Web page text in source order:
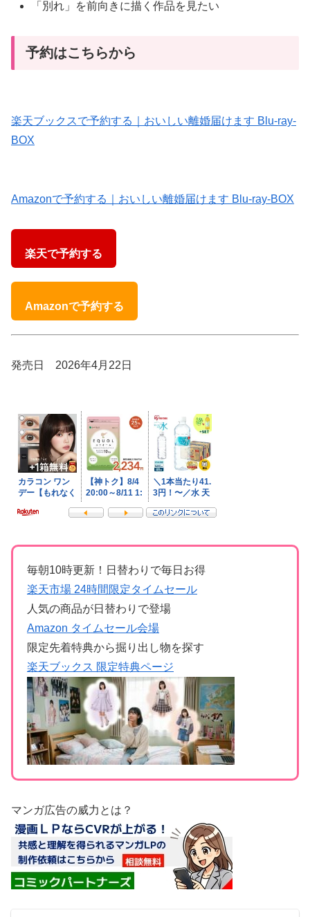
「別れ」を前向きに描く作品を見たい
予約はこちらから
楽天ブックスで予約する｜おいしい離婚届けます Blu-ray-
BOX
Amazonで予約する｜おいしい離婚届けます Blu-ray-BOX
楽天で予約する
Amazonで予約する
発売日 2026年4月22日
毎朝10時更新！日替わりで毎日お得
楽天市場 24時間限定タイムセール
人気の商品が日替わりで登場
Amazon タイムセール会場
限定先着特典から掘り出し物を探す
楽天ブックス 限定特典ページ
マンガ広告の威力とは？